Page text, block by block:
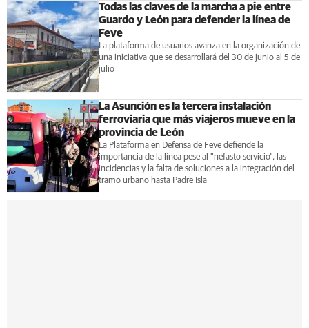
Todas las claves de la marcha a pie entre
Guardo y León para defender la línea de
Feve
La plataforma de usuarios avanza en la organización de
una iniciativa que se desarrollará del 30 de junio al 5 de
julio
La Asunción es la tercera instalación
ferroviaria que más viajeros mueve en la
provincia de León
La Plataforma en Defensa de Feve defiende la
importancia de la línea pese al "nefasto servicio", las
incidencias y la falta de soluciones a la integración del
tramo urbano hasta Padre Isla